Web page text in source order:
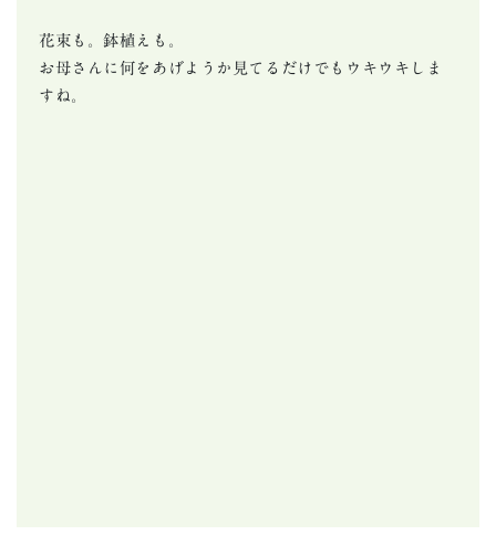
花束も。鉢植えも。
お母さんに何をあげようか見てるだけでもウキウキしま
すね。